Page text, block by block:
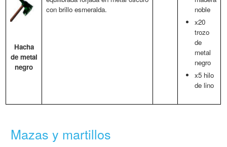
Hacha
de metal
negro
con brillo esmeralda.
noble
x20
trozo
de
metal
negro
x5 hilo
de lino
Mazas y martillos